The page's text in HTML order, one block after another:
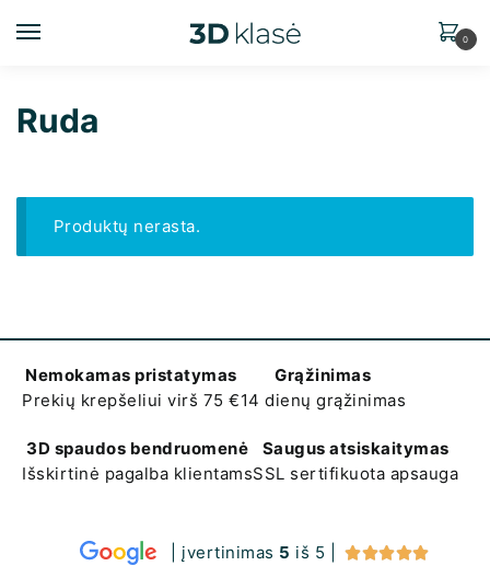
0
Ruda
Produktų nerasta.
Nemokamas pristatymas
Prekių krepšeliui virš 75 €
Grąžinimas
14 dienų grąžinimas
3D spaudos bendruomenė
Išskirtinė pagalba klientams
Saugus atsiskaitymas
SSL sertifikuota apsauga
| įvertinimas 5 iš 5 | 